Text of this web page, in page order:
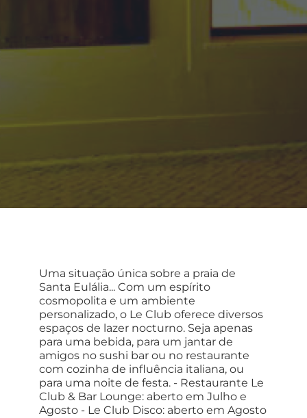
Uma situação única sobre a praia de
Santa Eulália... Com um espírito
cosmopolita e um ambiente
personalizado, o Le Club oferece diversos
espaços de lazer nocturno. Seja apenas
para uma bebida, para um jantar de
amigos no sushi bar ou no restaurante
com cozinha de influência italiana, ou
para uma noite de festa. - Restaurante Le
Club & Bar Lounge: aberto em Julho e
Agosto - Le Club Disco: aberto em Agosto